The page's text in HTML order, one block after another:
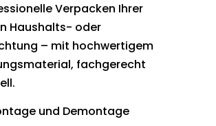
Verpacken Ihrer
Haushalts- oder
– mit hochwertigem
fachgerecht
und Demontage